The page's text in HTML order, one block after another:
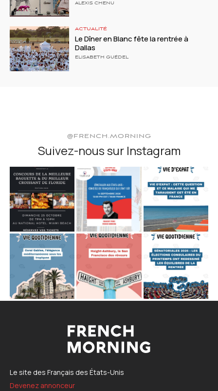
ALEXIS CHENU
ACTUALITÉ
Le Dîner en Blanc fête la rentrée à
Dallas
ELISABETH GUÉDEL
@FRENCH.MORNING
Suivez-nous sur Instagram
Le site des Français des États-Unis
Devenez annonceur